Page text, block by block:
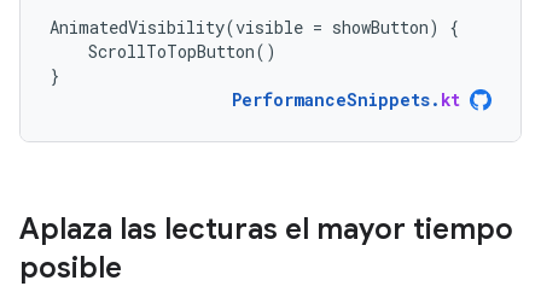
AnimatedVisibility(visible = showButton)
{
ScrollToTopButton()
}
PerformanceSnippets. kt
Aplaza las lecturas el mayor tiempo
posible